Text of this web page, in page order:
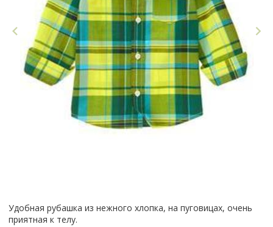
Удобная рубашка из нежного хлопка, на пуговицах, очень
приятная к телу.